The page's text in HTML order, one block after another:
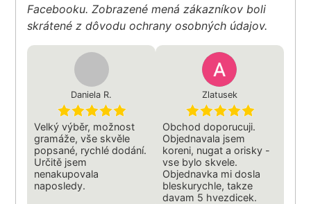
Facebooku. Zobrazené mená zákazníkov boli
skrátené z dôvodu ochrany osobných údajov.
Daniela R.
Velký výběr, možnost
gramáže, vše skvěle
popsané, rychlé dodání.
Určitě jsem
nenakupovala
naposledy.
Zlatusek
Obchod doporucuji.
Objednavala jsem
koreni, nugat a orisky -
vse bylo skvele.
Objednavka mi dosla
bleskurychle, takze
davam 5 hvezdicek.